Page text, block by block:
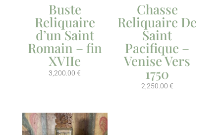
Buste
Reliquaire
d’un Saint
Romain – fin
XVIIe
3,200.00€
Chasse
Reliquaire De
Saint
Pacifique –
Venise Vers
1750
2,250.00 €